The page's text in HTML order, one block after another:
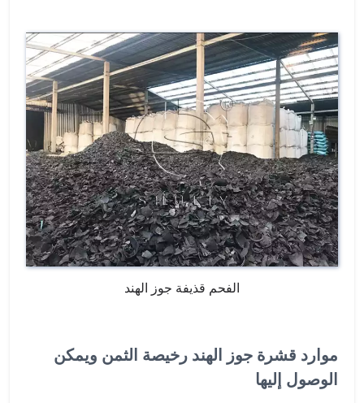
الفحم قذيفة جوز الهند
موارد قشرة جوز الهند رخيصة الثمن ويمكن
الوصول إليها